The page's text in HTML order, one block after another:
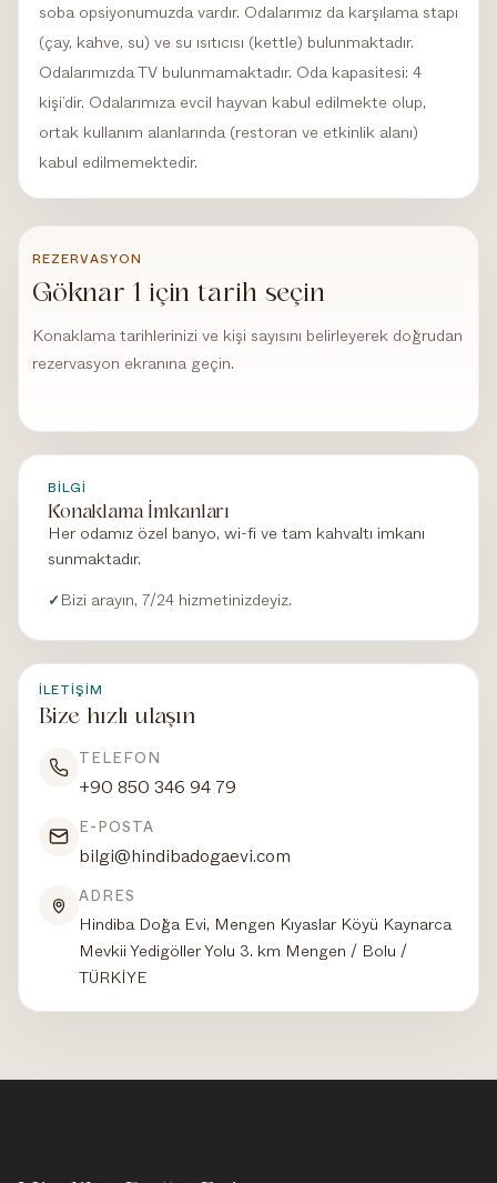
soba opsiyonumuzda vardır. Odalarımız da karşılama stapı
(çay, kahve, su) ve su ısıtıcısı (kettle) bulunmaktadır.
Odalarımızda TV bulunmamaktadır. Oda kapasitesi: 4
kişi’dir. Odalarımıza evcil hayvan kabul edilmekte olup,
ortak kullanım alanlarında (restoran ve etkinlik alanı)
kabul edilmemektedir.
REZERVASYON
Göknar 1 için tarih seçin
Konaklama tarihlerinizi ve kişi sayısını belirleyerek doğrudan
rezervasyon ekranına geçin.
BILGI
Konaklama İmkanları
Her odamız özel banyo, wi-fi ve tam kahvaltı imkanı
sunmaktadır.
✓ Bizi arayın, 7/24 hizmetinizdeyiz.
İLETIŞIM
Bize hızlı ulaşın
TELEFON
+90 850 346 94 79
E-POSTA
bilgi@hindibadogaevi.com
ADRES
Hindiba Doğa Evi, Mengen Kıyaslar Köyü Kaynarca
Mevkii Yedigöller Yolu 3. km Mengen / Bolu /
TÜRKİYE